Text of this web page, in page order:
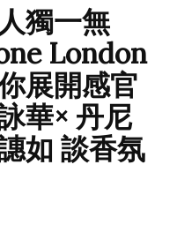
獨一無
London
展開感官
華× 丹尼
如 談香氛